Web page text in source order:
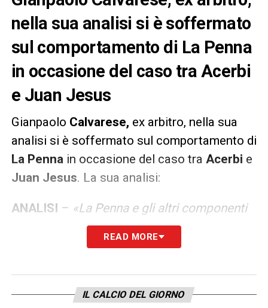
nella sua analisi si è soffermato
sul comportamento di La Penna
in occasione del caso tra Acerbi
e Juan Jesus
Gianpaolo Calvarese, ex arbitro, nella sua
analisi si è soffermato sul comportamento di
La Penna in occasione del caso tra Acerbi e
Juan Jesus. La sua analisi:
ANALISI – «La Penna e gli altri componenti
della squadra arbitrale non avevano
percepito nulla, a quanto risulta. In questi
generico, un arbitro non può far altro che
READ MORE
IL CALCIO DEL GIORNO